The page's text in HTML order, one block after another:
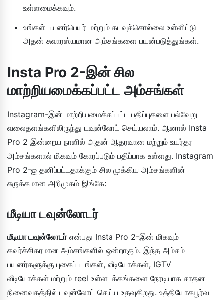
உள்ளமைக்கவும்.
உங்கள் பயனர்பெயர் மற்றும் கடவுச்சொல்லை உள்ளிட்டு
அதன் சுவாரஸ்யமான அம்சங்களை பயன்படுத்துங்கள்.
Insta Pro 2-இன் சில
மாற்றியமைக்கப்பட்ட அம்சங்கள்
Instagram-இன் மாற்றியமைக்கப்பட்ட பதிப்புகளை பல்வேறு
வலைதளங்களிலிருந்து டவுன்லோட் செய்யலாம். ஆனால் Insta
Pro 2 இன்றைய நாளில் அதன் ஆதரவான மற்றும் உயர்தர
அம்சங்களால் மிகவும் கோரப்படும் பதிப்பாக உள்ளது. Instagram
Pro 2-ஐ தனிப்பட்டதாக்கும் சில முக்கிய அம்சங்களின்
சுருக்கமான அறிமுகம் இங்கே:
மீடியா டவுன்லோடர்
மீடியா டவுன்லோடர்என்பது Insta Pro 2-இன் மிகவும்
கவர்ச்சிகரமான அம்சங்களில் ஒன்றாகும். இந்த அம்சம்
பயனர்களுக்கு புகைப்படங்கள், வீடியோக்கள், IGTV
வீடியோக்கள் மற்றும் reel உள்ளடக்கங்களை நேரடியாக சாதன
நினைவகத்தில் டவுன்லோட் செய்ய உதவுகிறது. உத்தியோகபூர்வ